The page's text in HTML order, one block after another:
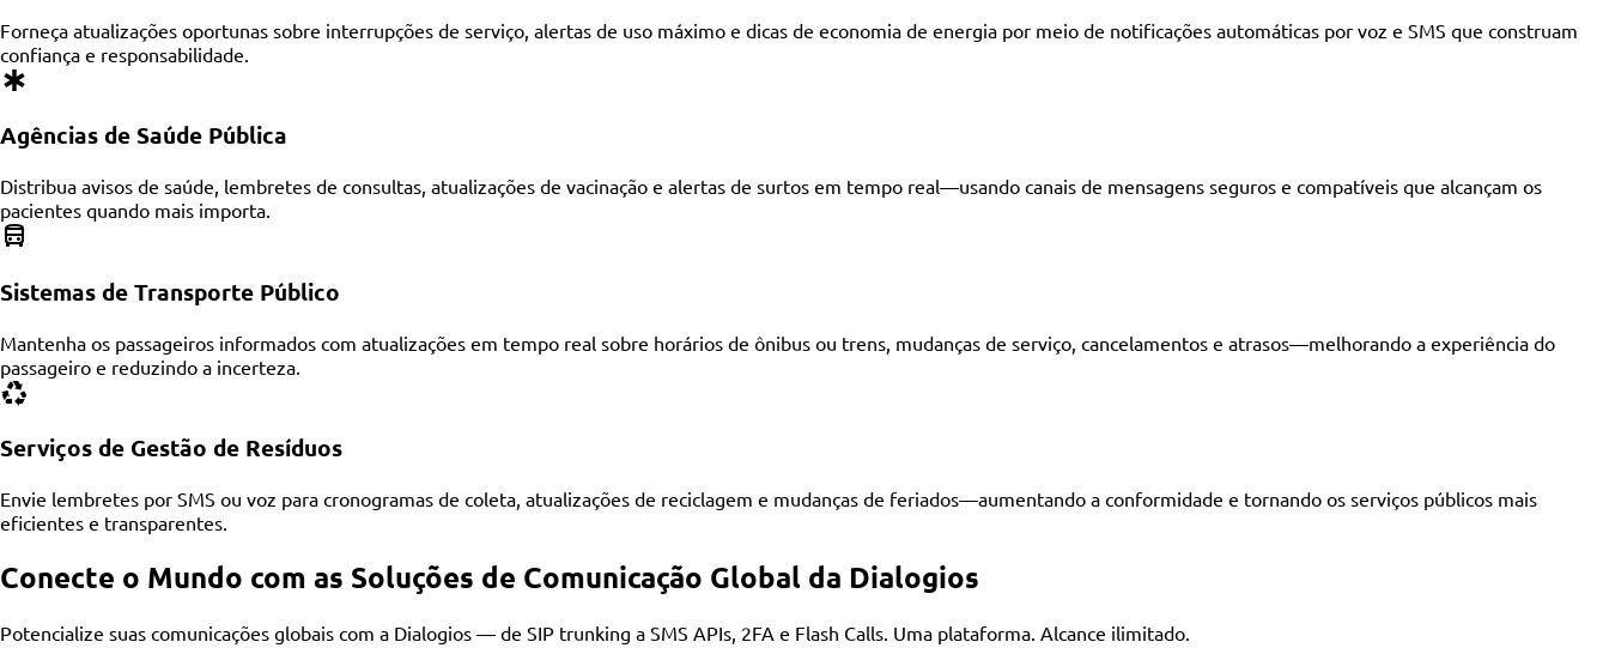
Forneça atualizações oportunas sobre interrupções de serviço, alertas de uso máximo e dicas de economia de energia por meio de notificações automáticas por voz e SMS que construam
confiança e responsabilidade.
Agências de Saúde Pública
Distribua avisos de saúde, lembretes de consultas, atualizações de vacinação e alertas de surtos em tempo real—usando canais de mensagens seguros e compatíveis que alcançam os
pacientes quando mais importa.
Sistemas de Transporte Público
Mantenha os passageiros informados com atualizações em tempo real sobre horários de ônibus ou trens, mudanças de serviço, cancelamentos e atrasos—melhorando a experiência do
passageiro e reduzindo a incerteza.
Serviços de Gestão de Resíduos
Envie lembretes por SMS ou voz para cronogramas de coleta, atualizações de reciclagem e mudanças de feriados—aumentando a conformidade e tornando os serviços públicos mais
eficientes e transparentes.
Conecte o Mundo com as Soluções de Comunicação Global da Dialogios
Potencialize suas comunicações globais com a Dialogios — de SIP trunking a SMS APIs, 2FA e Flash Calls. Uma plataforma. Alcance ilimitado.